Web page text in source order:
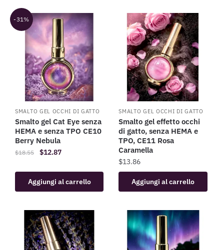
-31%
SMALTO GEL OCCHI DI GATTO
Smalto gel Cat Eye senza
HEMA e senza TPO CE10
Berry Nebula
$18.55 $12.87
Aggiungi al carrello
SMALTO GEL OCCHI DI GATTO
Smalto gel effetto occhi
di gatto, senza HEMA e
TPO, CE11 Rosa
Caramella
$13.86
Aggiungi al carrello